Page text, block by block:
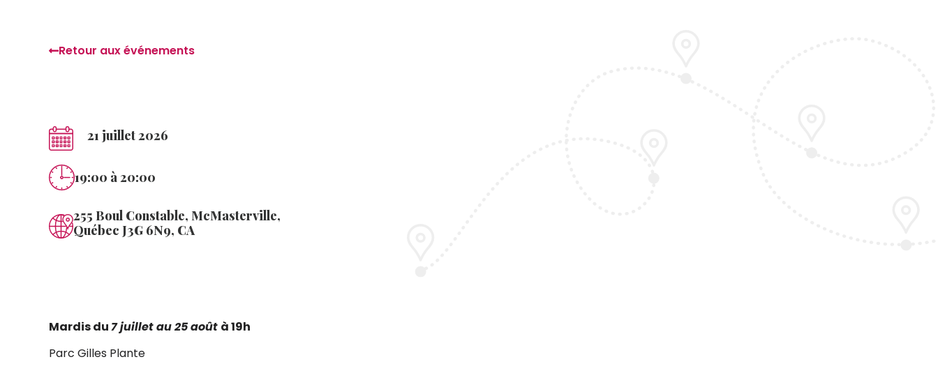
Retour aux événements
21 juillet 2026
19:00 à 20:00
255 Boul Constable, McMasterville,
Québec J3G 6N9, CA
Mardis du7 juillet au 25 août à 19h
Parc Gilles Plante